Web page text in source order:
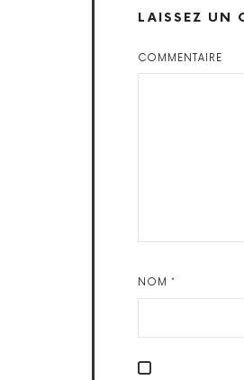
LAISSEZ UN
COMMENTAIRE
NOM *